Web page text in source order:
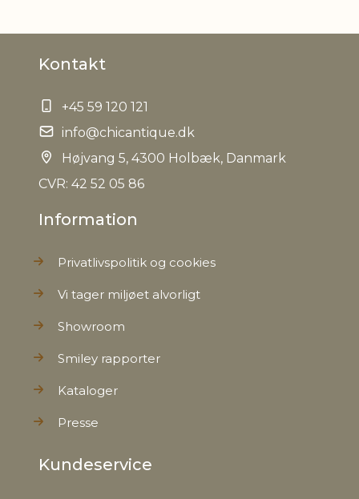
EAN
Tariffnumber
Nettovægt 0.800000
Kontakt
+45 59 120 121
info@chicantique.dk
Højvang 5, 4300 Holbæk, Danmark
CVR: 42 52 05 86
Information
Privatlivspolitik og cookies
Vi tager miljøet alvorligt
Showroom
Smiley rapporter
Kataloger
Presse
Kundeservice